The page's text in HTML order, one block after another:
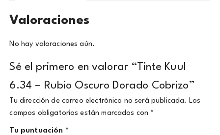
Valoraciones
No hay valoraciones aún.
Sé el primero en valorar “Tinte Kuul
6.34 – Rubio Oscuro Dorado Cobrizo”
Tu dirección de correo electrónico no será publicada. Los
campos obligatorios están marcados con *
Tu puntuación *